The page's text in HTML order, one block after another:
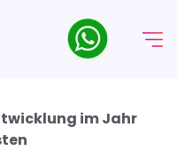
im Jahr